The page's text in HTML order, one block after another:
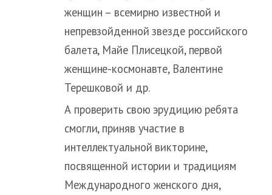
женщин – всемирно известной и
непревзойденной звезде российского
балета, Майе Плисецкой, первой
женщине-космонавте, Валентине
Терешковой и др.
А проверить свою эрудицию ребята
смогли, приняв участие в
интеллектуальной викторине,
посвященной истории и традициям
Международного женского дня,